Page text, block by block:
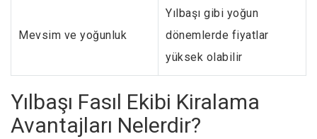
Mevsim ve yoğunluk
Yılbaşı gibi yoğun
dönemlerde fiyatlar
yüksek olabilir
Yılbaşı Fasıl Ekibi Kiralama
Avantajları Nelerdir?